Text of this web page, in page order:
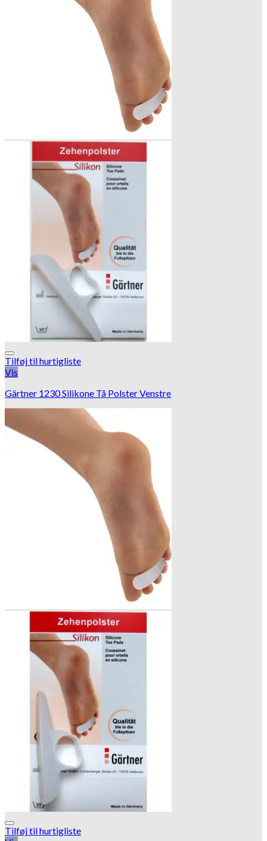
Tilføj til hurtigliste
Vis
Gärtner 1230 Silikone Tå Polster Venstre
Tilføj til hurtigliste